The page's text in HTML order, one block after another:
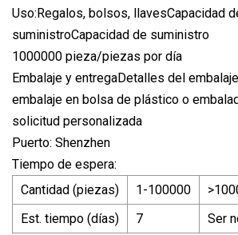
Uso:Regalos, bolsos, llavesCapacidad
suministroCapacidad de suministro
1000000 pieza/piezas por día
Embalaje y entregaDetalles del
embalaje en bolsa de plástico o
solicitud personalizada
Puerto: Shenzhen
Tiempo de espera:
Cantidad (piezas)
1-100000
Est. tiempo (días)
7
Ser